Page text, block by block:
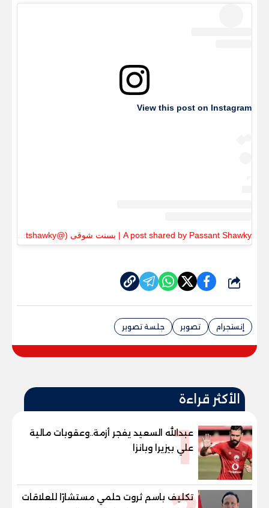
View this post on Instagram
شارك
إنستجرام تصوير جلسة تصوير
الأكثر قراءة
1
عبدالله السعيد يفجر أزمة..وعقوبات مالية
علي بيزيرا وبانزا
تكليف باسم ثروت حلمي مستشارًا للعلاقات